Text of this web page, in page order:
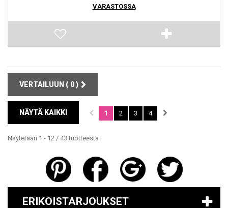
VARASTOSSA
VERTAILUUN ( 0)
NÄYTÄ KAIKKI 1 2 3 4
Näytetään 1 - 12 / 43 tuotteesta
ERIKOISTARJOUKSET